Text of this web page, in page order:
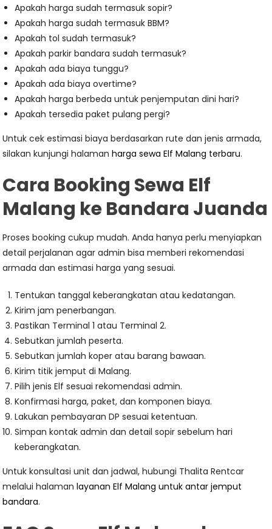
Apakah harga sudah termasuk sopir?
Apakah harga sudah termasuk BBM?
Apakah tol sudah termasuk?
Apakah parkir bandara sudah termasuk?
Apakah ada biaya tunggu?
Apakah ada biaya overtime?
Apakah harga berbeda untuk penjemputan dini hari?
Apakah tersedia paket pulang pergi?
Untuk cek estimasi biaya berdasarkan rute dan jenis armada,
silakan kunjungi halamanharga sewa Elf Malang terbaru.
Cara Booking Sewa Elf
Malang ke Bandara Juanda
Proses booking cukup mudah. Anda hanya perlu menyiapkan
detail perjalanan agar admin bisa memberi rekomendasi
armada dan estimasi harga yang sesuai.
Tentukan tanggal keberangkatan atau kedatangan.
Kirim jam penerbangan.
Pastikan Terminal 1 atau Terminal 2.
Sebutkan jumlah peserta.
Sebutkan jumlah koper atau barang bawaan.
Kirim titik jemput di Malang.
Pilih jenis Elf sesuai rekomendasi admin.
Konfirmasi harga, paket, dan komponen biaya.
Lakukan pembayaran DP sesuai ketentuan.
Simpan kontak admin dan detail sopir sebelum hari
keberangkatan.
Untuk konsultasi unit dan jadwal, hubungi Thalita Rentcar
melalui halamanlayanan Elf Malang untuk antar jemput
bandara.